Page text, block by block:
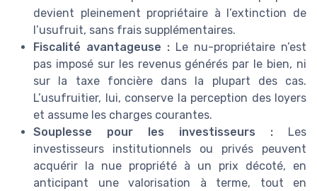
devient pleinement propriétaire à l’extinction de
l’usufruit, sans frais supplémentaires.
Fiscalité avantageuse : Le nu-propriétaire n’est
pas imposé sur les revenus générés par le bien, ni
sur la taxe foncière dans la plupart des cas.
L’usufruitier, lui, conserve la perception des loyers
et assume les charges courantes.
Souplesse pour les investisseurs : Les
investisseurs institutionnels ou privés peuvent
acquérir la nue propriété à un prix décoté, en
anticipant une valorisation à terme, tout en